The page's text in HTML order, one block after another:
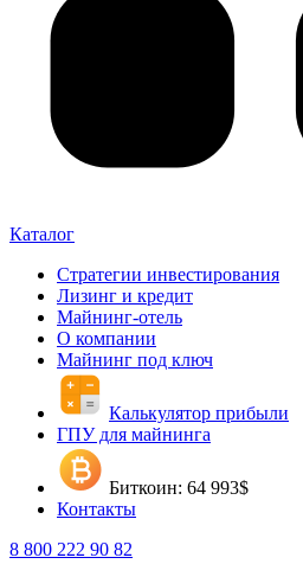
Каталог
Стратегии инвестирования
Лизинг и кредит
Майнинг-отель
О компании
Майнинг под ключ
Калькулятор прибыли
ГПУ для майнинга
Биткоин: 64 993$
Контакты
8 800 222 90 82